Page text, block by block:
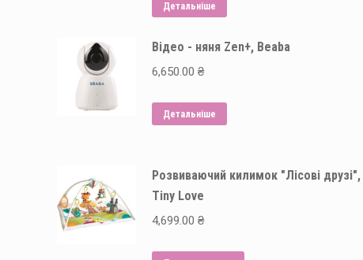
Детальніше
Відео - няня Zen+, Beaba
6,650.00 ₴
Детальніше
Розвиваючий килимок "Лісові друзі",
Tiny Love
4,699.00 ₴